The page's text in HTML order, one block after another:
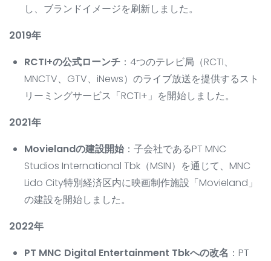
し、ブランドイメージを刷新しました。
2019年
RCTI+の公式ローンチ ：4つのテレビ局（RCTI、
MNCTV、GTV、iNews）のライブ放送を提供するスト
リーミングサービス「RCTI+」を開始しました。
2021年
Movielandの建設開始 ：子会社であるPT MNC
Studios International Tbk（MSIN）を通じて、MNC
Lido City特別経済区内に映画制作施設「Movieland」
の建設を開始しました。
2022年
PT MNC Digital Entertainment Tbkへの改名 ：PT